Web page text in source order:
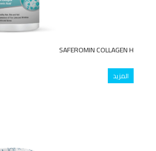
SAFEROMIN COLLAGEN H
المزيد